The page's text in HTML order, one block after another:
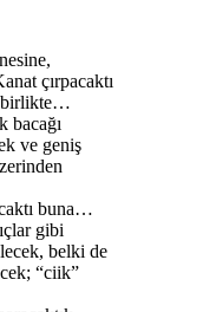
çırpacaktı
birlikte…
bacağı
ve geniş
buna…
gibi
belki de
“ciik”